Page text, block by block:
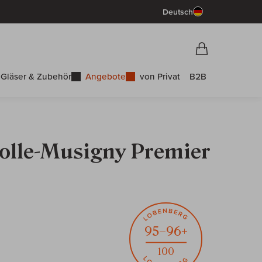
Deutsch
Gläser & Zubehör Angebote von Privat B2B
Musigny Premier
95–96+
100